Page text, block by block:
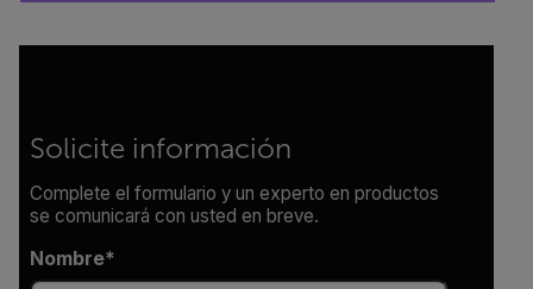
Solicite información
Complete el formulario y un experto en productos
se comunicará con usted en breve.
Nombre